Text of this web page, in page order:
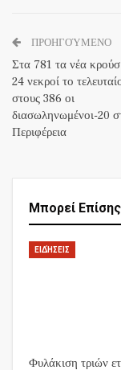
ΠΡΟΗΓΟΎΜΕΝΟ
Στα 781 τα νέα
24 νεκροί το
στους 386 οι
διασωληνωμένοι-20
Περιφέρεια
Μπορεί
ΕΙΔΉΣΕΙΣ
Φυλάκιση τριών